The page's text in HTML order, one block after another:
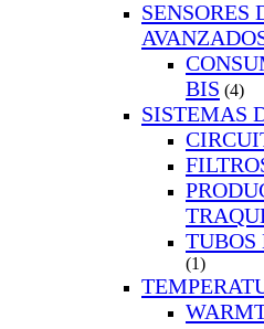
SENSORES
BIS (4)
SISTEMAS
TUBOS
(1)